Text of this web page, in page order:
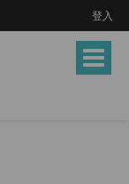
登入
Toggle